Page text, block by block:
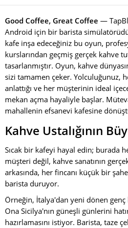
Good Coffee, Great Coffee —
Android için bir barista
kafe inşa edeceğiniz bu oyun,
kurslarından geçmiş gerçek kahve
tasarlanmıştır. Oyun, kahve
sizi tamamen çeker. Yolculuğunuz,
anlattığı ve her müşterinin ideal
mekan açma hayaliyle başlar.
mahallenin efsanevi kafesine
Kahve Ustalığının
Sıcak bir kafeyi hayal edin; burada
müşteri değil, kahve sanatının
arkasında, her fincanı küçük bir
barista duruyor.
Örneğin, İtalya'dan yeni dönen
Ona Sicilya'nın güneşli günlerini
hazırlamasını istiyor. Barista, taze